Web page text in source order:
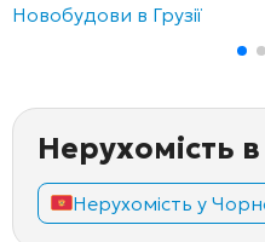
Новобудови в Грузії
Нерухомість
Нерухомість у